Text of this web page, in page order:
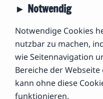
► Notwendig
Notwendige Cookies
nutzbar zu machen,
wie Seitennavigation
Bereiche der
kann ohne diese
funktionieren.